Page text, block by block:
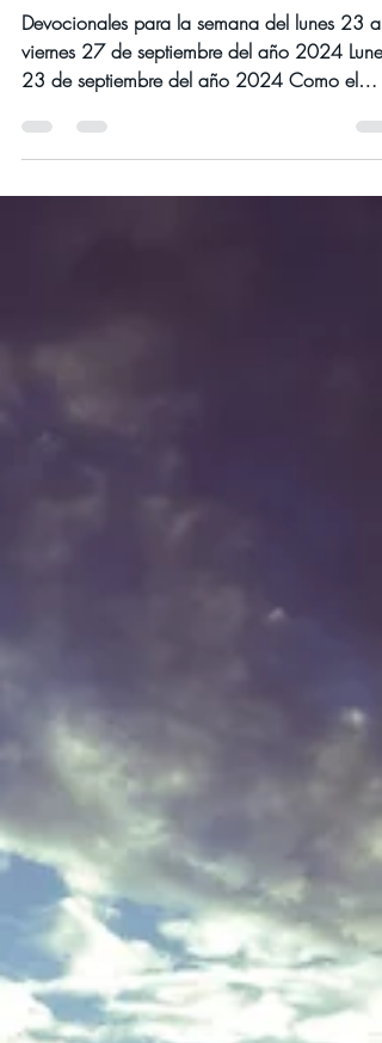
Los necios y la sabiduría: Cómo
afrontar los desafíos de la vida
Devocionales para la semana del lunes 23 al
viernes 27 de septiembre del año 2024 Lunes
23 de septiembre del año 2024 Como el